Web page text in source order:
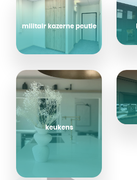
militair kazerne peutie
keukens